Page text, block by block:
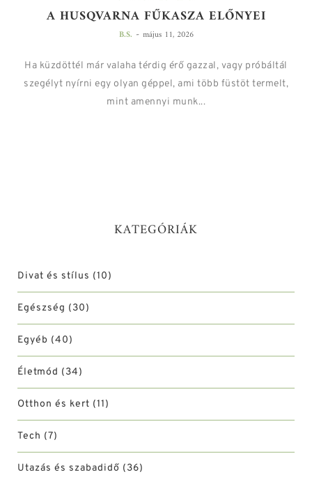
A HUSQVARNA FŰKASZA ELŐNYEI
B.S. - május 11, 2026
Ha küzdöttél már valaha térdig érő gazzal, vagy próbáltál
szegélyt nyírni egy olyan géppel, ami több füstöt termelt,
mint amennyi munk...
KATEGÓRIÁK
Divat és stílus (10)
Egészség (30)
Egyéb (40)
Életmód (34)
Otthon és kert (11)
Tech (7)
Utazás és szabadidő (36)